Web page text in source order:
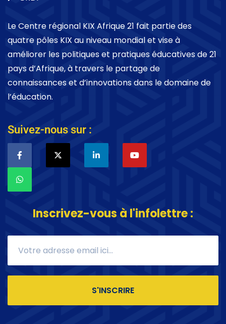
Le Centre régional KIX Afrique 21 fait partie des
quatre pôles KIX au niveau mondial et vise à
améliorer les politiques et pratiques éducatives de 21
pays d’Afrique, à travers le partage de
connaissances et d’innovations dans le domaine de
l’éducation.
Suivez-nous sur :
Inscrivez-vous à l'infolettre :
S'INSCRIRE